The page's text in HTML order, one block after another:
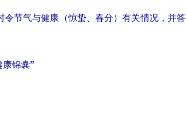
节气与健康（惊蛰、春分）有关情况，并答
康锦囊”